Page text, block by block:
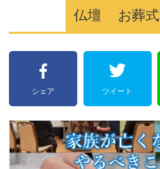
仏壇 お葬式
シェア ツイート